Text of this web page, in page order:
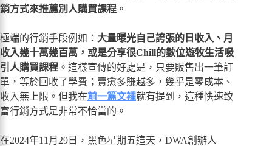
銷方式來推薦別人購買課程 。
極端的行銷手段例如： 大量曝光自己誇張的日收入、月
收入幾十萬幾百萬，或是分享很Chill的數位遊牧生活吸
引人購買課程 。這樣宣傳的好處是，只要販售出一筆訂
單，等於回收了學費；賣愈多賺越多，幾乎是零成本、
收入無上限。但我在前一篇文裡就有提到，這種快速致
富行銷方式是非常不恰當的。
在2024年11月29日，黑色星期五這天，DWA創辦人